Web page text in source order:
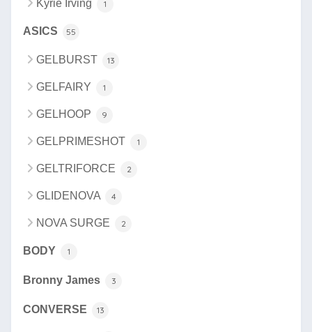
Kyrie Irving 1
ASICS 55
GELBURST 13
GELFAIRY 1
GELHOOP 9
GELPRIMESHOT 1
GELTRIFORCE 2
GLIDENOVA 4
NOVA SURGE 2
BODY 1
Bronny James 3
CONVERSE 13